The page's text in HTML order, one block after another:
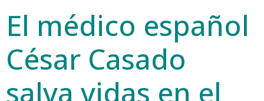
El médico español
César Casado
salva vidas en el